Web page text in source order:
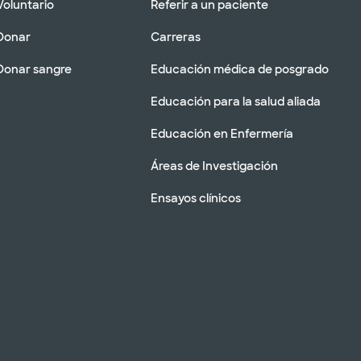
sangre
Referir a un paciente
Carreras
Educación médica de posgrado
Educación para la salud aliada
Educación en Enfermería
Áreas de Investigación
Ensayos clínicos